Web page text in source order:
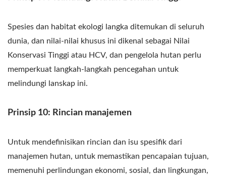
Spesies dan habitat ekologi langka ditemukan di seluruh
dunia, dan nilai-nilai khusus ini dikenal sebagai Nilai
Konservasi Tinggi atau HCV, dan pengelola hutan perlu
memperkuat langkah-langkah pencegahan untuk
melindungi lanskap ini.
Prinsip 10: Rincian manajemen
Untuk mendefinisikan rincian dan isu spesifik dari
manajemen hutan, untuk memastikan pencapaian tujuan,
memenuhi perlindungan ekonomi, sosial, dan lingkungan,